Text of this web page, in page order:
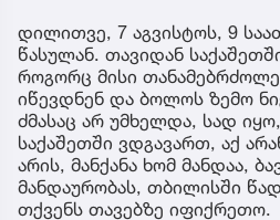
დილითვე, 7 აგვისტოს, 9
წასულან. თავიდან
როგორც მისი
იწევდნენ და ბოლოს ზემო
ძმასაც არ უმხელდა, სად
საქაშეთში ვდგავართ, აქ
არის, მანქანა ხომ მანდაა,
მანდაურობას, თბილისში
თქვენს თავებზე იფიქრეთო.